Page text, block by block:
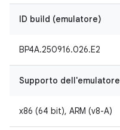
ID build (emulatore)
BP4A.250916.026.E2
Supporto dell'emulatore
x86 (64 bit), ARM (v8-A)